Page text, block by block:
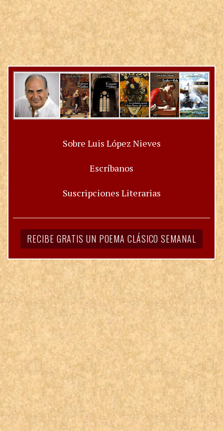
Sobre Luis López Nieves
Escríbanos
Suscripciones Literarias
RECIBE GRATIS UN POEMA CLÁSICO SEMANAL